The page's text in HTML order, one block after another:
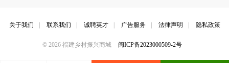
关于我们 | 联系我们 | 诚聘英才 | 广告服务 | 法律声明 | 隐私政策
© 2026 福建乡村振兴商城 闽ICP备2023000509-2号